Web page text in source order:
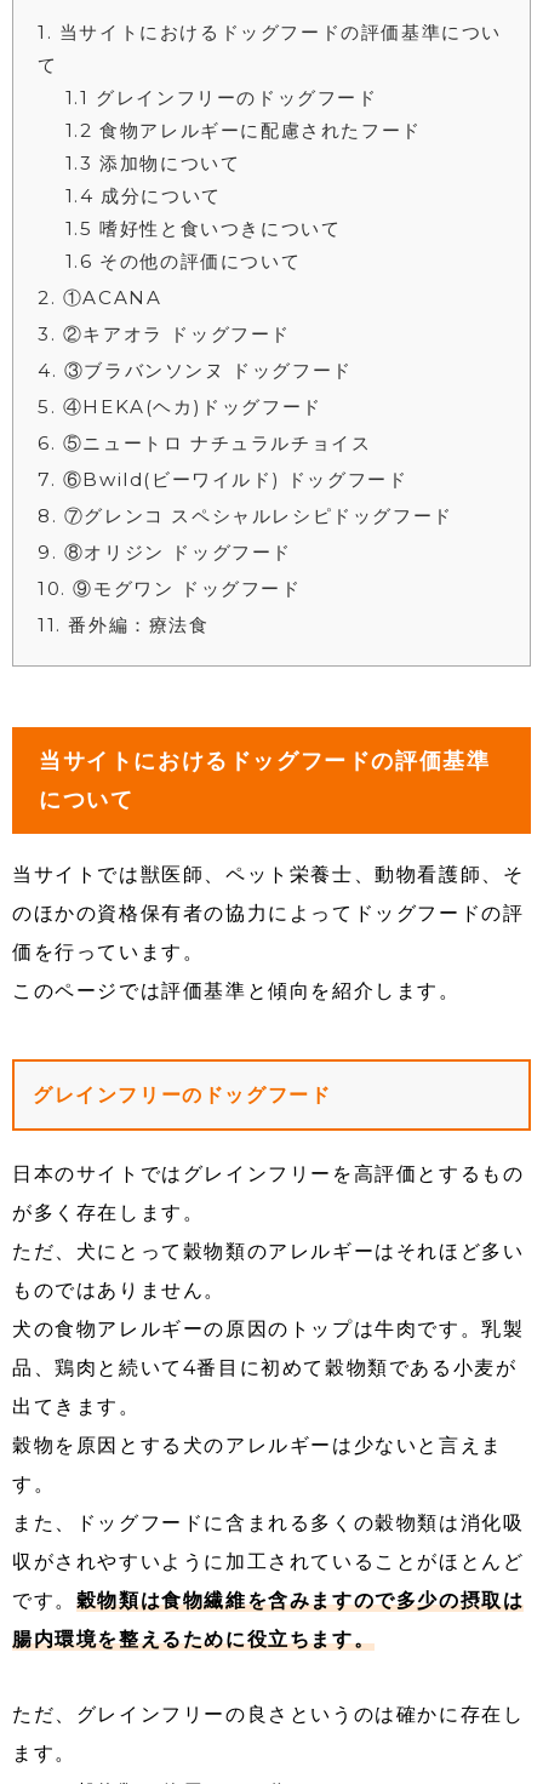
1
当サイトにおけるドッグフードの評価基準につい
て
1.1 グレインフリーのドッグフード
1.2 食物アレルギーに配慮されたフード
1.3 添加物について
1.4 成分について
1.5 嗜好性と食いつきについて
1.6 その他の評価について
2
①ACANA
3
②キアオラ ドッグフード
4
③ブラバンソンヌ ドッグフード
5
④HEKA(ヘカ)ドッグフード
6
⑤ニュートロ ナチュラルチョイス
7
⑥Bwild(ビーワイルド) ドッグフード
8
⑦グレンコ スペシャルレシピドッグフード
9
⑧オリジン ドッグフード
10
⑨モグワン ドッグフード
11
番外編：療法食
当サイトにおけるドッグフードの評価基準
について
当サイトでは獣医師、ペット栄養士、動物看護師、そ
のほかの資格保有者の協力によってドッグフードの評
価を行っています。
このページでは評価基準と傾向を紹介します。
グレインフリーのドッグフード
日本のサイトではグレインフリーを高評価とするもの
が多く存在します。
ただ、犬にとって穀物類のアレルギーはそれほど多い
ものではありません。
犬の食物アレルギーの原因のトップは牛肉です。乳製
品、鶏肉と続いて4番目に初めて穀物類である小麦が
出てきます。
穀物を原因とする犬のアレルギーは少ないと言えま
す。
また、ドッグフードに含まれる多くの穀物類は消化吸
収がされやすいように加工されていることがほとんど
です。 穀物類は食物繊維を含みますので多少の摂取は
腸内環境を整えるために役立ちます。
ただ、グレインフリーの良さというのは確かに存在し
ます。